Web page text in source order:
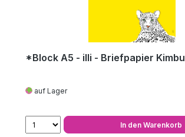
*Block A5 - illi - Briefpapier Kimbu
auf Lager
In den Warenkorb